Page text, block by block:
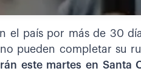
el país por más de 30
pueden completar su
este martes en Santa